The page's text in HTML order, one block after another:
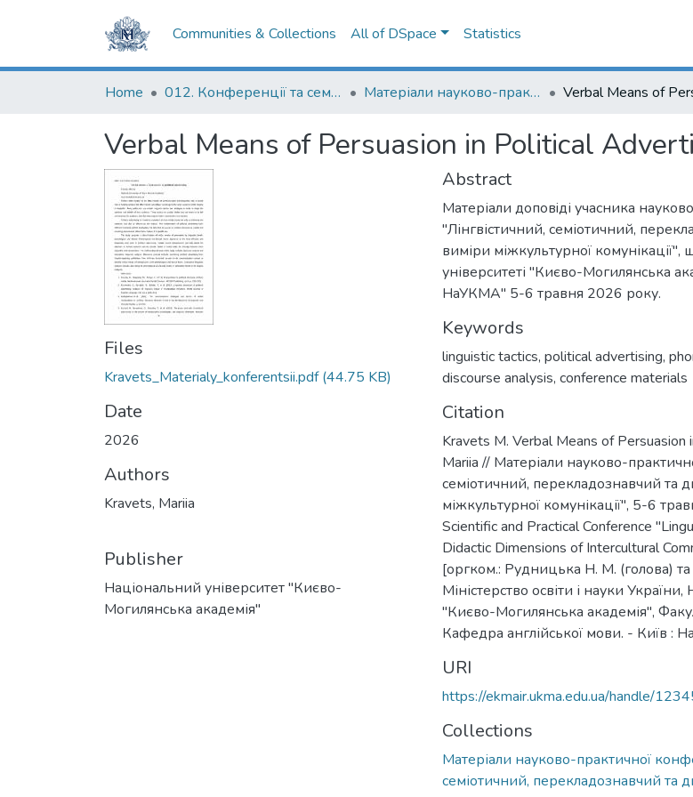
Communities & Collections All of DSpace Statistics
Home 012. Конференції та семінари НаУКМА Матеріали науково-практичної конференції "Лінгвістичний, семіотичний, перекладознавчий та дидактичний виміри міжкультурної комунікації", 5-6 травня 2026 року = Proceedings of the Scientific and Practical Conference "Linguistic, Semiotic, Translation and Didactic Dimensions of Intercultural Communication", May 5-6, 2026
Verbal Means of Persuasion in Political
Files
Kravets_Materialy_konferentsii.pdf(44.75 KB)
Date
2026
Authors
Kravets, Mariia
Publisher
Національний університет "Києво-
Могилянська академія"
Abstract
Матеріали доповiді учасника
"Лінгвістичний, семіотичний,
виміри міжкультурної
університеті "Києво-Могилянська
НаУКМА" 5-6 травня 2026 року.
Keywords
linguistic tactics, political advertising,
discourse analysis, conference materials
Citation
Kravets M. Verbal Means of
Mariia // Матеріали науково-
семіотичний, перекладознавчий та
міжкультурної комунікації", 5-6
Scientific and Practical Conference
Didactic Dimensions of Intercultural
[оргком.: Рудницька Н. М. (голова) та
Міністерство освіти і науки
"Києво-Могилянська академія",
Кафедра англійської мови. - Київ :
URI
https://ekmair.ukma.edu.ua/handle/
Collections
Матеріали науково-практичної
семіотичний, перекладознавчий та